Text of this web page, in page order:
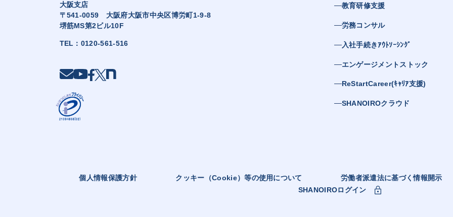
大阪支店
〒541-0059 大阪府大阪市中央区博労町1-9-8
堺筋MS第2ビル10F
TEL： 0120-561-516
教育研修支援
労務コンサル
入社手続きｱｳﾄｿｰｼﾝｸﾞ
エンゲージメントストック
ReStartCareer(ｷｬﾘｱ支援)
SHANOIROクラウド
個人情報保護方針 クッキー（Cookie）等の使用について
労働者派遣法に基づく情報開示
SHANOIROログイン